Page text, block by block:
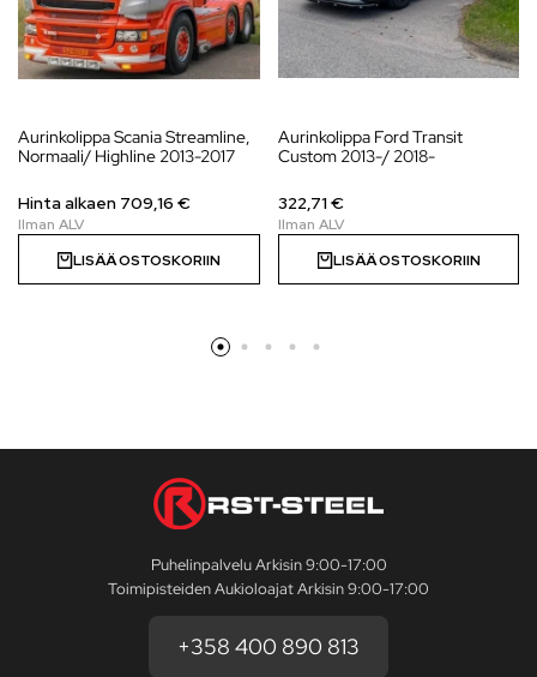
Aurinkolippa Scania Streamline,
Normaali/ Highline 2013-2017
Hinta alkaen 709,16 €
LISÄÄ OSTOSKORIIN
Aurinkolippa Ford Transit
Custom 2013-/ 2018-
322,71 €
LISÄÄ OSTOSKORIIN
Puhelinpalvelu Arkisin 9:00-17:00
Toimipisteiden Aukioloajat Arkisin 9:00-17:00
+358 400 890 813